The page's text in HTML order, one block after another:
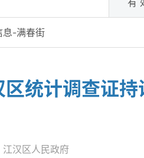
有
息-满春街
区统计调查证
江汉区人民政府